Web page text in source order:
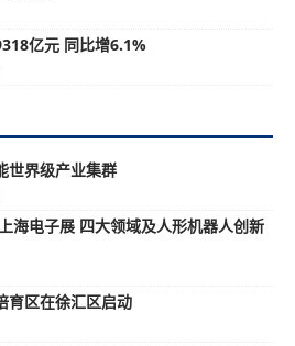
亿元 同比增6.1%
世界级产业集群
海电子展 四大领域及人形机器人创新
育区在徐汇区启动